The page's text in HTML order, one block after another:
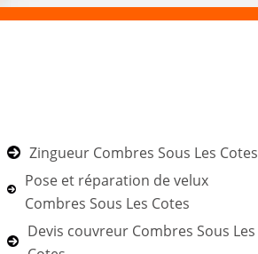
Zingueur Combres Sous Les Cotes
Pose et réparation de velux
Combres Sous Les Cotes
Devis couvreur Combres Sous Les